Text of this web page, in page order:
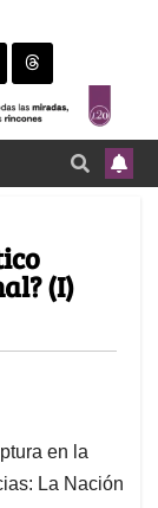
(I)
en la
La Nación